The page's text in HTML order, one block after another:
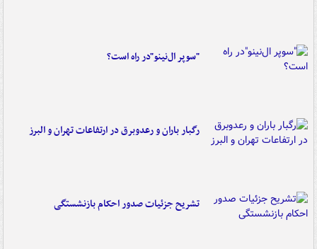
"سوپر ال‌نینو"در راه است؟
رگبار باران و رعدوبرق در ارتفاعات تهران و البرز
تشریح جزئیات صدور احکام بازنشستگی